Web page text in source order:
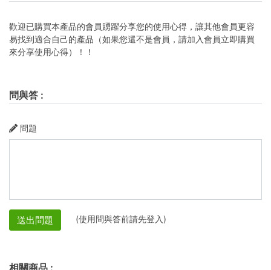
歡迎已購買本產品的會員踴躍分享您的使用心得，讓其他會員更容
易找到適合自己的產品（如果您還不是會員，請加入會員立即購買
來分享使用心得）！！
問與答 :
問題
送出問題 (使用問與答前請先登入)
相關商品 :